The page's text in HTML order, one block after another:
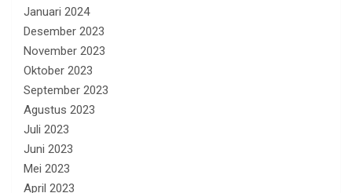
Januari 2024
Desember 2023
November 2023
Oktober 2023
September 2023
Agustus 2023
Juli 2023
Juni 2023
Mei 2023
April 2023